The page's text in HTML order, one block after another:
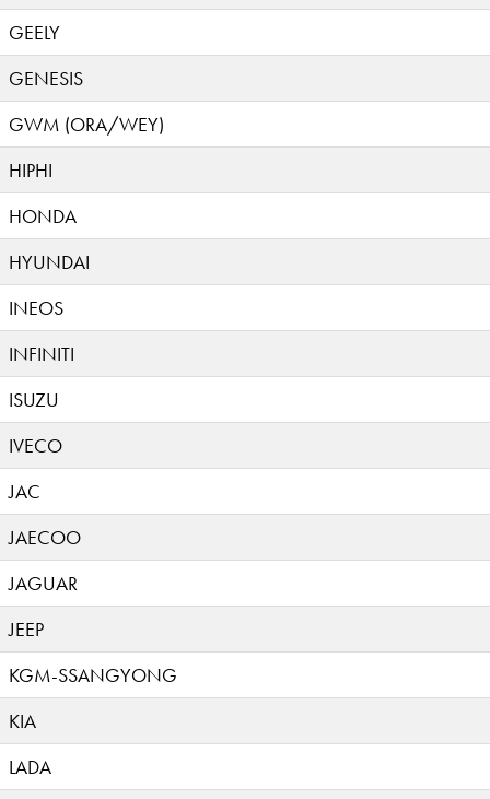
GEELY
GENESIS
GWM (ORA/WEY)
HIPHI
HONDA
HYUNDAI
INEOS
INFINITI
ISUZU
IVECO
JAC
JAECOO
JAGUAR
JEEP
KGM-SSANGYONG
KIA
LADA